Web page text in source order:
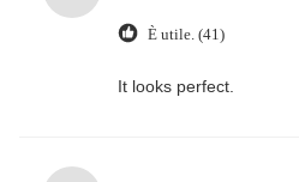
È utile. (41)
It looks perfect.